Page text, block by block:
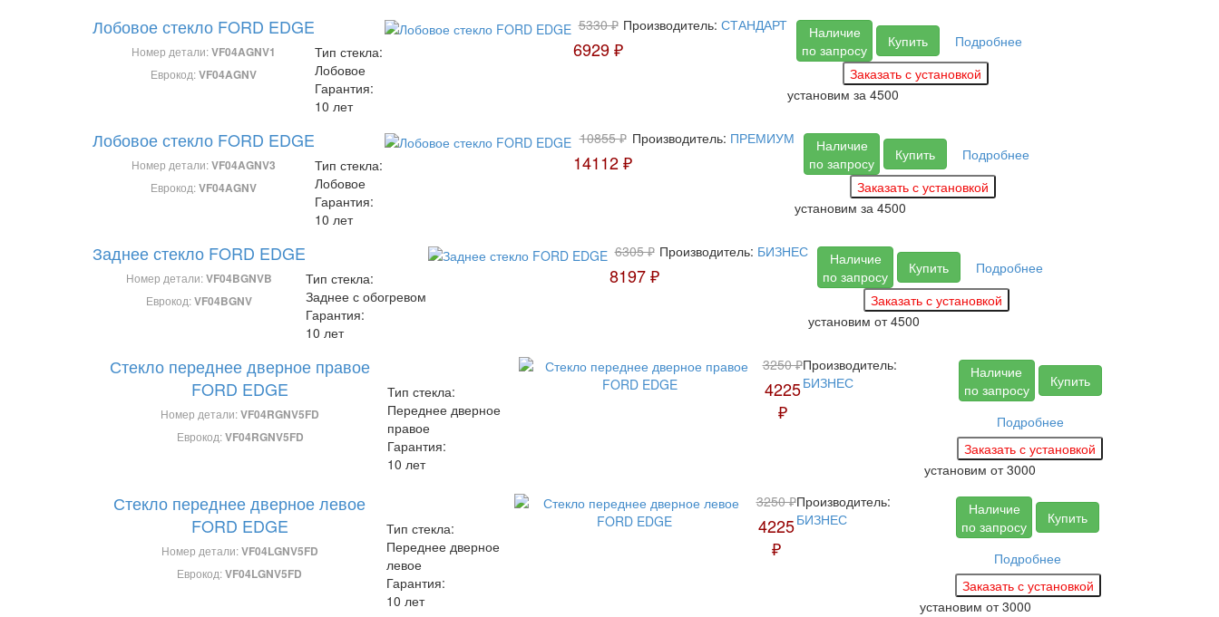
Лобовое стекло FORD EDGE
Номер детали:VF04AGNV1
Еврокод:VF04AGNV
Тип стекла:
Лобовое
Гарантия:
10 лет
5330 ₽
6929 ₽
Производитель: СТАНДАРТ
Наличие
по запросу
Купить Подробнее
установим за 4500
Лобовое стекло FORD EDGE
Номер детали:VF04AGNV3
Еврокод:VF04AGNV
Тип стекла:
Лобовое
Гарантия:
10 лет
10855 ₽
14112 ₽
Производитель: ПРЕМИУМ
Наличие
по запросу
Купить Подробнее
установим за 4500
Заднее стекло FORD EDGE
Номер детали:VF04BGNVB
Еврокод:VF04BGNV
Тип стекла:
Заднее с обогревом
Гарантия:
10 лет
6305 ₽
8197 ₽
Производитель: БИЗНЕС
Наличие
по запросу
Купить Подробнее
установим от 4500
Стекло переднее дверное правое
FORD EDGE
Номер детали:VF04RGNV5FD
Еврокод:VF04RGNV5FD
Тип стекла:
Переднее дверное
правое
Гарантия:
10 лет
3250 ₽
4225
₽
Производитель:
БИЗНЕС
Наличие
по запросу
Купить
Подробнее
установим от 3000
Стекло переднее дверное левое
FORD EDGE
Номер детали:VF04LGNV5FD
Еврокод:VF04LGNV5FD
Тип стекла:
Переднее дверное
левое
Гарантия:
10 лет
3250 ₽
4225
₽
Производитель:
БИЗНЕС
Наличие
по запросу
Купить
Подробнее
установим от 3000